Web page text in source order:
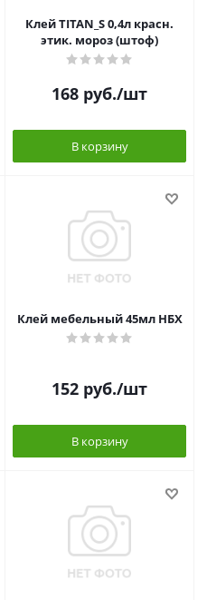
Клей TITAN_S 0,4л красн.
этик. мороз (штоф)
168 руб./шт
В корзину
Клей мебельный 45мл НБХ
152 руб./шт
В корзину